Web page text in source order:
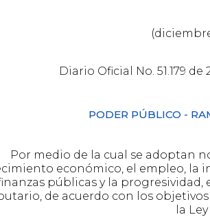
Diario Oficial No. 51.179
PODER PÚBLICO -
Por medio de la cual se adoptan
económico, el empleo, la
públicas y la progresividad,
de acuerdo con los
la Ley